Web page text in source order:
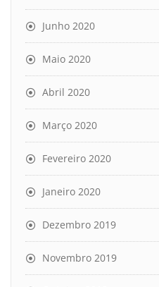
Junho 2020
Maio 2020
Abril 2020
Março 2020
Fevereiro 2020
Janeiro 2020
Dezembro 2019
Novembro 2019